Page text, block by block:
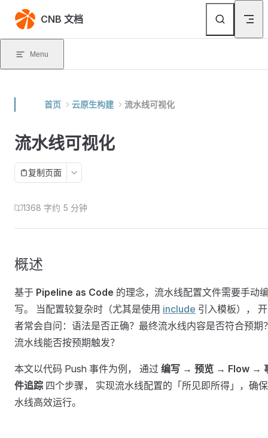
Skip to content
CNB 文档
Menu
首页 云原生构建 流水线可视化
流水线可视化
复制页面
1368 字约 5 分钟
概述
基于 Pipeline as Code 的理念，流水线配置文件需要手动
写。 当配置较复杂时（尤其是使用 include 引入模板），
者常会自问：语法是否正确？最终流水线内容是否符合预期
流水线能否按预期触发？
本文以代码 Push 事件为例， 通过 编写 → 预览 → Flow →
件追踪 四个步骤， 实现流水线配置的「所见即所得」，确
水线高效运行。